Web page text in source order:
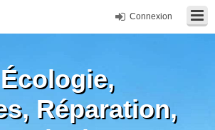
Connexion
Réparation,